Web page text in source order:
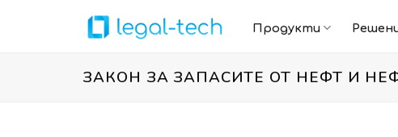
Продукти
ЗАКОН ЗА ЗАПАСИТЕ ОТ НЕФТ И